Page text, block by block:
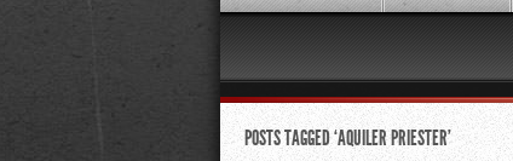
POSTS TAGGED ‘AQUILER PRIESTER’